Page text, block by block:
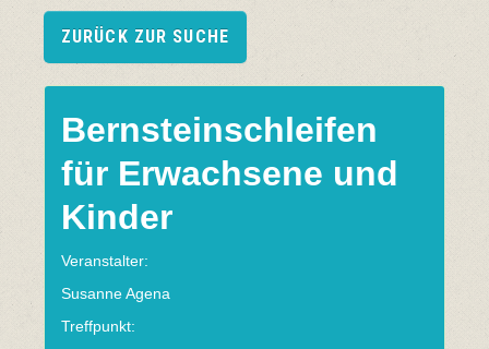
ZURÜCK ZUR SUCHE
Bernsteinschleifen
für Erwachsene und
Kinder
Veranstalter:
Susanne Agena
Treffpunkt: